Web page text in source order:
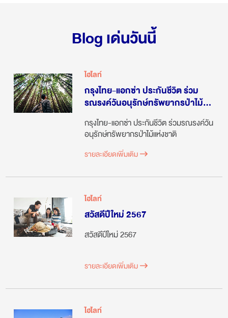
Blog เด่นวันนี้
ไฮไลท์
กรุงไทย-แอกซ่า ประกันชีวิต ร่วม
รณรงค์วันอนุรักษ์ทรัพยากรป่าไม้
กรุงไทย-แอกซ่า ประกันชีวิต ร่วมรณรงค์วัน
อนุรักษ์ทรัพยากรป่าไม้แห่งชาติ
รายละเอียดเพิ่มเติม
ไฮไลท์
สวัสดีปีใหม่ 2567
สวัสดีปีใหม่ 2567
รายละเอียดเพิ่มเติม
ไฮไลท์